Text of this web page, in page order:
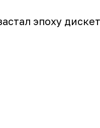
эпоху